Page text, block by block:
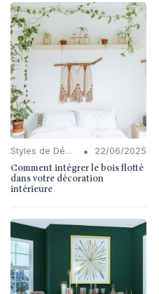
Styles de Décoration Intérieure • 22/06/2025
Comment intégrer le bois flotté
dans votre décoration
intérieure